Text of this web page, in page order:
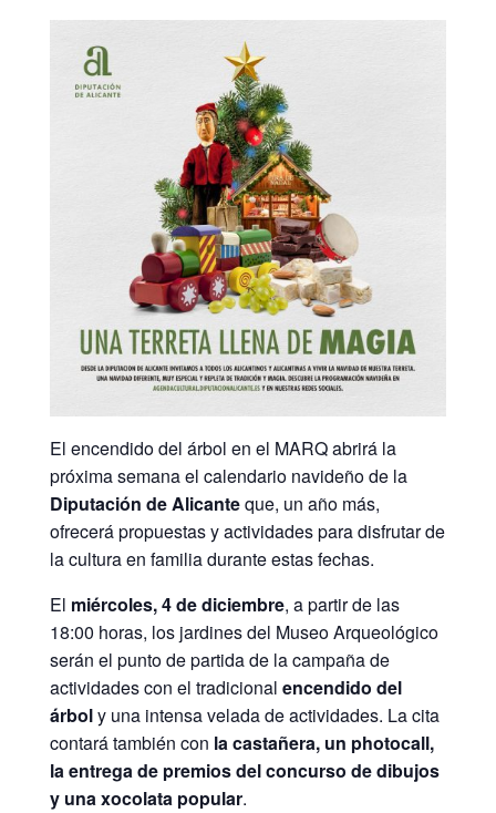
El encendido del árbol en el MARQ abrirá la
próxima semana el calendario navideño de la
Diputación de Alicanteque, un año más,
ofrecerá propuestas y actividades para disfrutar de
la cultura en familia durante estas fechas.
El miércoles, 4 de diciembre, a partir de las
18:00 horas, los jardines del Museo Arqueológico
serán el punto de partida de la campaña de
actividades con el tradicional encendido del
árboly una intensa velada de actividades. La cita
contará también con la castañera, un photocall,
la entrega de premios del concurso de dibujos
y una xocolata popular.